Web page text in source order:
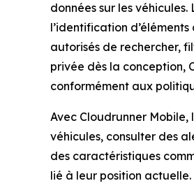
données sur les
l’identification
autorisés de rechercher,
privée dès la conception,
conformément aux
Avec Cloudrunner
véhicules, consulter des
des caractéristiques
lié à leur position